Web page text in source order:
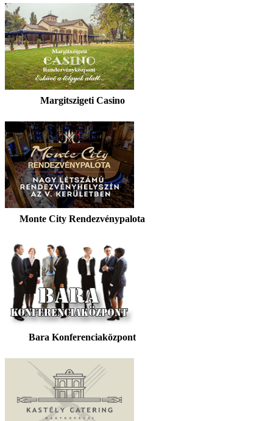
Margitszigeti Casino
Monte City Rendezvénypalota
Bara Konferenciaközpont